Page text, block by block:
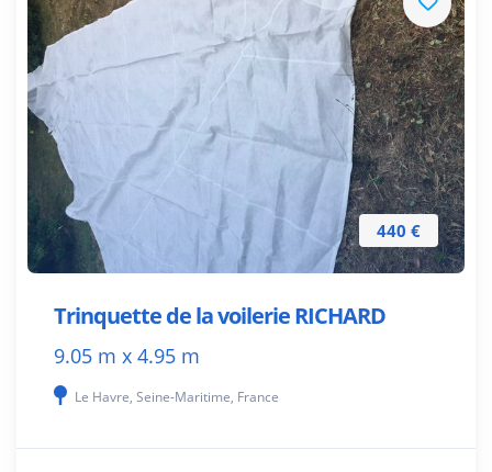
440 €
Trinquette de la voilerie RICHARD
9.05 m x 4.95 m
Le Havre, Seine-Maritime, France